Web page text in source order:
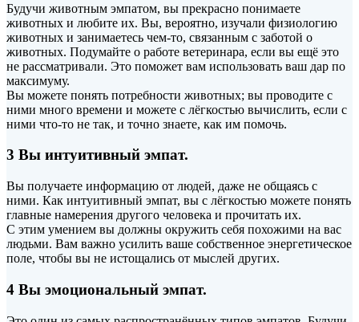
Будучи животным эмпатом, вы прекрасно понимаете
животных и любите их. Вы, вероятно, изучали физиологию
животных и занимаетесь чем-то, связанным с заботой о
животных. Подумайте о работе ветеринара, если вы ещё это
не рассматривали. Это поможет вам использовать ваш дар по
максимуму.
Вы можете понять потребности животных; вы проводите с
ними много времени и можете с лёгкостью вычислить, если с
ними что-то не так, и точно знаете, как им помочь.
3 Вы интуитивный эмпат.
Вы получаете информацию от людей, даже не общаясь с
ними. Как интуитивный эмпат, вы с лёгкостью можете понять
главные намерения другого человека и прочитать их.
С этим умением вы должны окружить себя похожими на вас
людьми. Вам важно усилить ваше собственное энергетическое
поле, чтобы вы не истощались от мыслей других.
4 Вы эмоциональный эмпат.